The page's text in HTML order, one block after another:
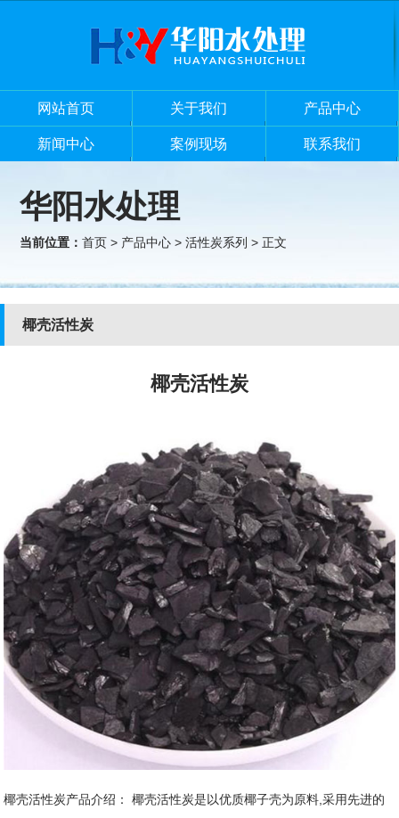
网站首页 关于我们 产品中心
新闻中心 案例现场 联系我们
华阳水处理
当前位置：首页 > 产品中心 >活性炭系列 > 正文
椰壳活性炭
椰壳活性炭
椰壳活性炭产品介绍： 椰壳活性炭是以优质椰子壳为原料,采用先进的